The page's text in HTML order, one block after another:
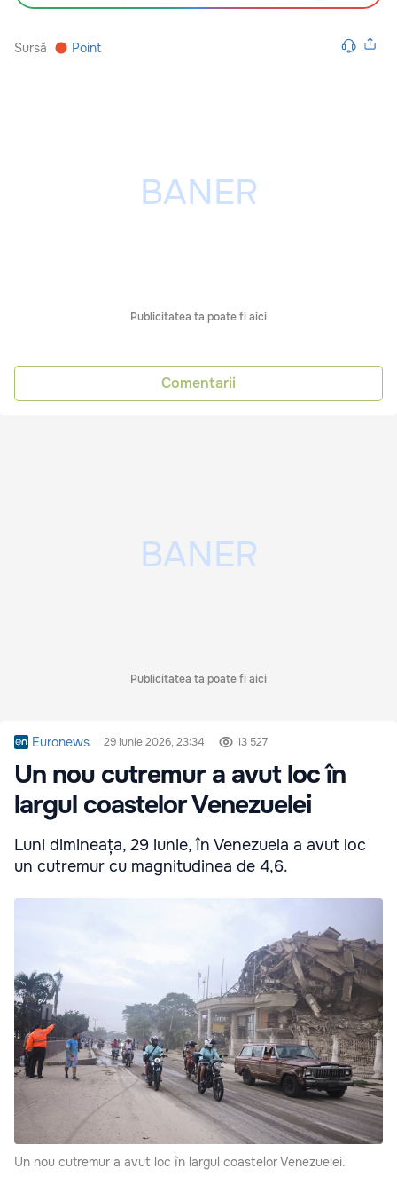
Sursă Point
Publicitatea ta poate fi aici
Comentarii
Publicitatea ta poate fi aici
Euronews 29 iunie 2026, 23:34 13 527
Un nou cutremur a avut loc în
largul coastelor Venezuelei
Luni dimineața, 29 iunie, în Venezuela a avut loc
un cutremur cu magnitudinea de 4,6.
Un nou cutremur a avut loc în largul coastelor Venezuelei.